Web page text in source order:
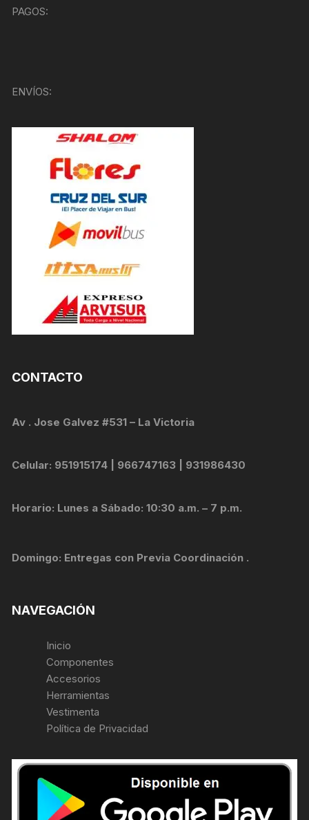
PAGOS:
ENVÍOS:
CONTACTO
Av . Jose Galvez #531 – La Victoria
Celular: 951915174 | 966747163 | 931986430
Horario: Lunes a Sábado: 10:30 a.m. – 7 p.m.
Domingo: Entregas con Previa Coordinación .
NAVEGACIÓN
Inicio
Componentes
Accesorios
Herramientas
Vestimenta
Política de Privacidad